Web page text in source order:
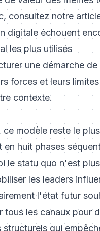
consultez notre
digitale échouent
les plus utilisés
une démarche
forces et leurs
contexte.
modèle reste le
huit phases
le statu quo n'est
les leaders
l'état futur
tous les canaux pour
structurels qui